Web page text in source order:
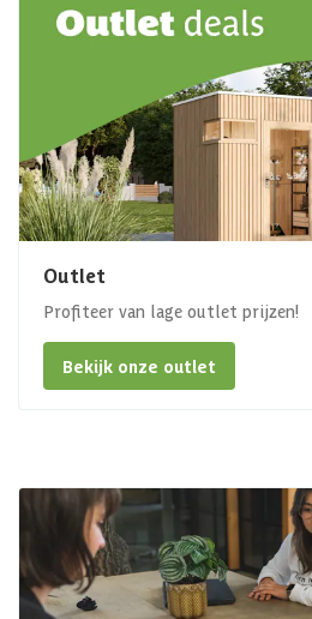
Outlet
Profiteer van lage outlet prijzen!
Bekijk onze outlet